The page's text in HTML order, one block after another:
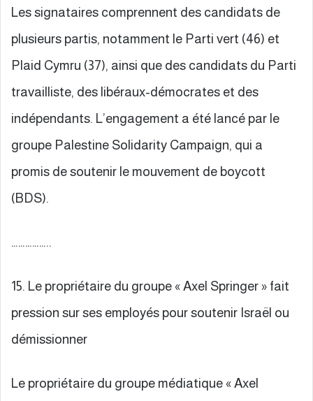
Les signataires comprennent des candidats de
plusieurs partis, notamment le Parti vert (46) et
Plaid Cymru (37), ainsi que des candidats du Parti
travailliste, des libéraux-démocrates et des
indépendants. L’engagement a été lancé par le
groupe Palestine Solidarity Campaign, qui a
promis de soutenir le mouvement de boycott
(BDS).
……………..
15. Le propriétaire du groupe « Axel Springer » fait
pression sur ses employés pour soutenir Israël ou
démissionner
Le propriétaire du groupe médiatique « Axel